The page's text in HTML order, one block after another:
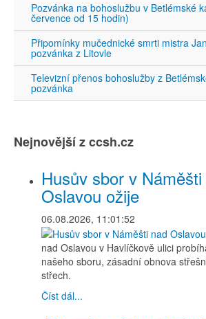
Pozvánka na bohoslužbu v Betlémské
července od 15 hodin)
Připomínky mučednické smrti mistra
pozvánka z Litovle
Televizní přenos bohoslužby z
pozvánka
Nejnovější z ccsh.cz
Husův sbor v
Oslavou ožije
06.08.2026, 11:01:52
nad Oslavou v Havlíčkově ulici
našeho sboru, zásadní obnova
střech.
Číst dál...